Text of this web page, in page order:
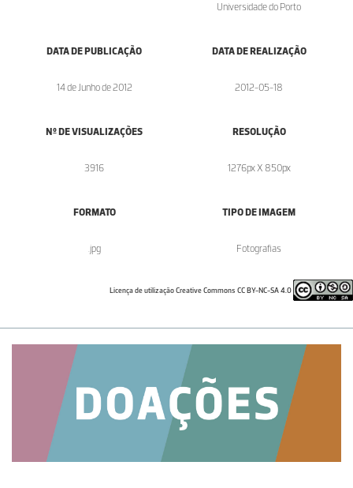
Universidade do Porto
DATA DE PUBLICAÇÃO
14 de Junho de 2012
DATA DE REALIZAÇÃO
2012-05-18
Nº DE VISUALIZAÇÕES
3916
RESOLUÇÃO
1276px X 850px
FORMATO
.jpg
TIPO DE IMAGEM
Fotografias
Licença de utilização Creative Commons CC BY-NC-SA 4.0